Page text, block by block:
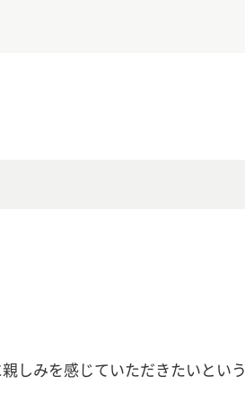
しみを感じていただきたいという